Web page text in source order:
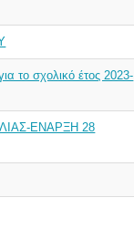
το σχολικό έτος 2023-
ΕΝΑΡΞΗ 28